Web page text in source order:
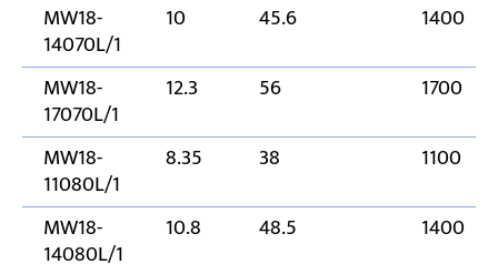
MW18-
14070L/1
10 45.6 1400
MW18-
17070L/1
12.3 56 1700
MW18-
11080L/1
8.35 38 1100
MW18-
14080L/1
10.8 48.5 1400